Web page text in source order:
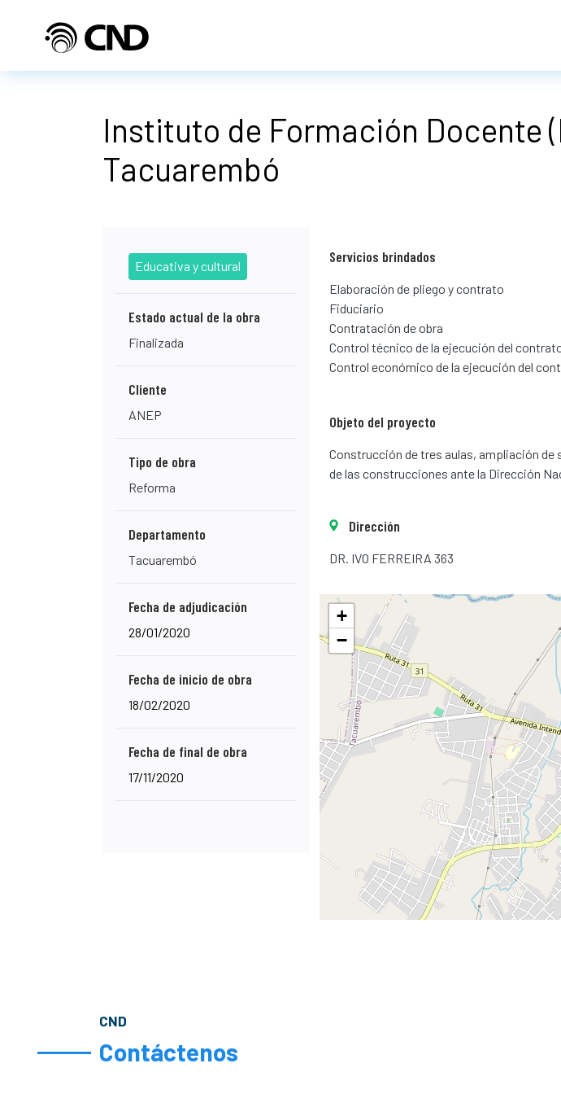
Instituto de Formación Docente
Tacuarembó
Educativa y cultural
Estado actual de la obra
Finalizada
Cliente
ANEP
Tipo de obra
Reforma
Departamento
Tacuarembó
Fecha de adjudicación
28/01/2020
Fecha de inicio de obra
18/02/2020
Fecha de final de obra
17/11/2020
Servicios brindados
Elaboración de pliego y contrato
Fiduciario
Contratación de obra
Control técnico de la ejecución del
Control económico de la ejecución del
Objeto del proyecto
Construcción de tres aulas, ampliación
de las construcciones ante la Dirección
Dirección
DR. IVO FERREIRA 363
+
−
CND
Contáctenos